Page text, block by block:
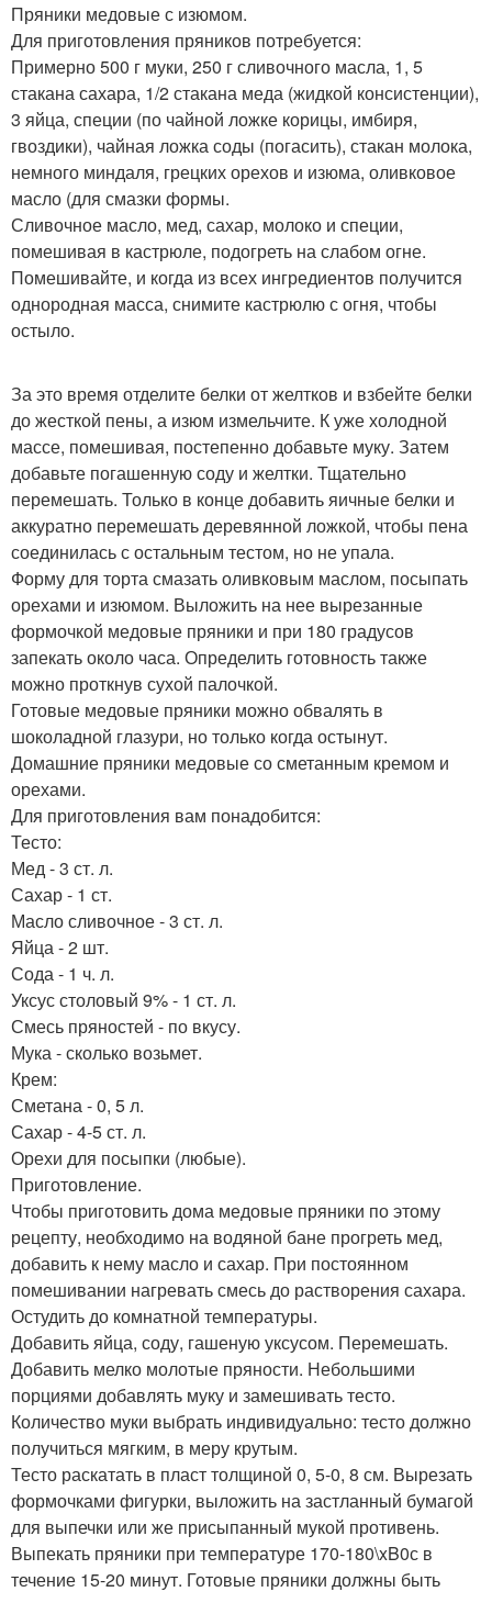
Пряники медовые с изюмом.
Для приготовления пряников потребуется:
Примерно 500 г муки, 250 г сливочного масла, 1, 5
стакана сахара, 1/2 стакана меда (жидкой консистенции),
3 яйца, специи (по чайной ложке корицы, имбиря,
гвоздики), чайная ложка соды (погасить), стакан молока,
немного миндаля, грецких орехов и изюма, оливковое
масло (для смазки формы.
Сливочное масло, мед, сахар, молоко и специи,
помешивая в кастрюле, подогреть на слабом огне.
Помешивайте, и когда из всех ингредиентов получится
однородная масса, снимите кастрюлю с огня, чтобы
остыло.
За это время отделите белки от желтков и взбейте белки
до жесткой пены, а изюм измельчите. К уже холодной
массе, помешивая, постепенно добавьте муку. Затем
добавьте погашенную соду и желтки. Тщательно
перемешать. Только в конце добавить яичные белки и
аккуратно перемешать деревянной ложкой, чтобы пена
соединилась с остальным тестом, но не упала.
Форму для торта смазать оливковым маслом, посыпать
орехами и изюмом. Выложить на нее вырезанные
формочкой медовые пряники и при 180 градусов
запекать около часа. Определить готовность также
можно проткнув сухой палочкой.
Готовые медовые пряники можно обвалять в
шоколадной глазури, но только когда остынут.
Домашние пряники медовые со сметанным кремом и
орехами.
Для приготовления вам понадобится:
Тесто:
Мед - 3 ст. л.
Сахар - 1 ст.
Масло сливочное - 3 ст. л.
Яйца - 2 шт.
Сода - 1 ч. л.
Уксус столовый 9% - 1 ст. л.
Смесь пряностей - по вкусу.
Мука - сколько возьмет.
Крем:
Сметана - 0, 5 л.
Сахар - 4-5 ст. л.
Орехи для посыпки (любые).
Приготовление.
Чтобы приготовить дома медовые пряники по этому
рецепту, необходимо на водяной бане прогреть мед,
добавить к нему масло и сахар. При постоянном
помешивании нагревать смесь до растворения сахара.
Остудить до комнатной температуры.
Добавить яйца, соду, гашеную уксусом. Перемешать.
Добавить мелко молотые пряности. Небольшими
порциями добавлять муку и замешивать тесто.
Количество муки выбрать индивидуально: тесто должно
получиться мягким, в меру крутым.
Тесто раскатать в пласт толщиной 0, 5-0, 8 см. Вырезать
формочками фигурки, выложить на застланный бумагой
для выпечки или же присыпанный мукой противень.
Выпекать пряники при температуре 170-180\xB0с в
течение 15-20 минут. Готовые пряники должны быть